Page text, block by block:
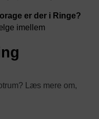
er der i Ringe?
imellem
Læs mere om,